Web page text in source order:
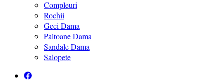
Compleuri
Rochii
Geci Dama
Paltoane Dama
Sandale Dama
Salopete